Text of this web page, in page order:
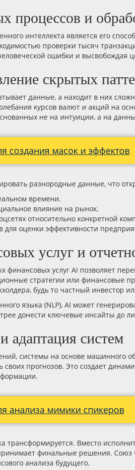
процессов и
интеллекта является его
проверки тысяч
ошибки и высвобождая
скрытых
данные, а находит в них
курсов валют и акций на
не на интуиции, а на
создания масок и эффектов
разнородные данные, что
времени.
влияние на рынок.
относительно конкретной
оценки эффективности
услуг и
финансовых услуг AI позволяет
стратегии или финансовые
будь то частный инвестор
языка (NLP), AI может
донести ключевые инсайты до
адаптация систем
системы на основе
прогнозов. Это создает
анализа мимики спикеров
трансформируется. Вместо
финальные решения. Союз
анализа будущего.